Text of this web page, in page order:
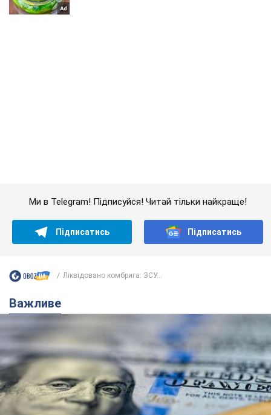
українцям розповіли, чого очікувати
найближчими днями
Яким буде курс валюти в обмінниках
6.08.2026 22:58 151,4 т.
Українцям обіцяють по 850 грн від
мобільних операторів: що не так з